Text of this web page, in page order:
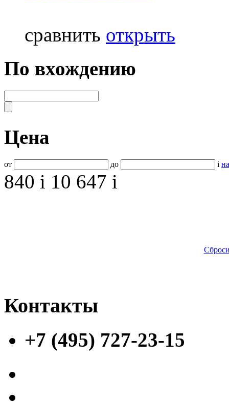
сравнить открыть
По вхождению
Цена
от до i
840 i 10 647 i
Контакты
+7 (495) 727-23-15